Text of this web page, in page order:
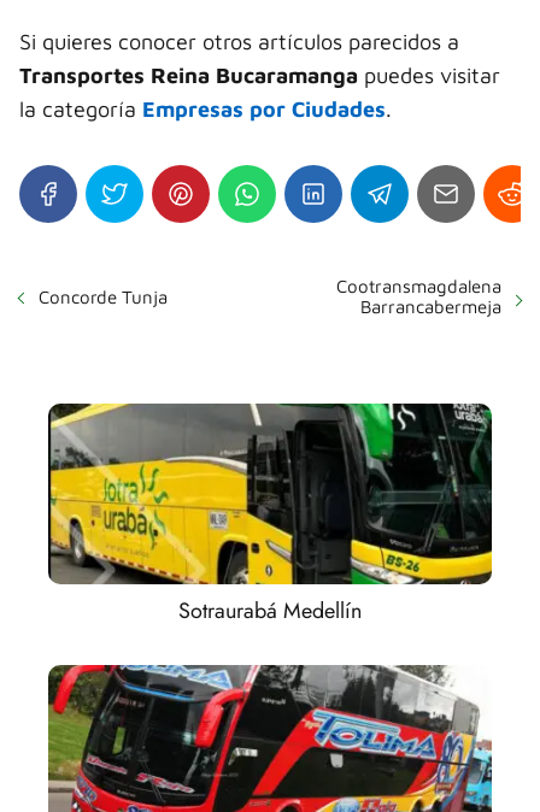
Si quieres conocer otros artículos parecidos a
Transportes Reina Bucaramanga puedes visitar
la categoría Empresas por Ciudades.
Concorde Tunja
Cootransmagdalena
Barrancabermeja
Sotraurabá Medellín